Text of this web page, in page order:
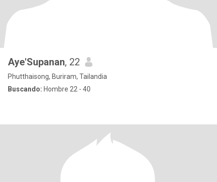
Aye'Supanan, 22
Phutthaisong, Buriram, Tailandia
Buscando: Hombre 22 - 40